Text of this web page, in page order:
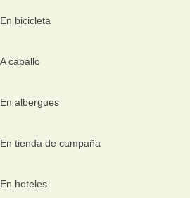
En bicicleta
A caballo
En albergues
En tienda de campaña
En hoteles